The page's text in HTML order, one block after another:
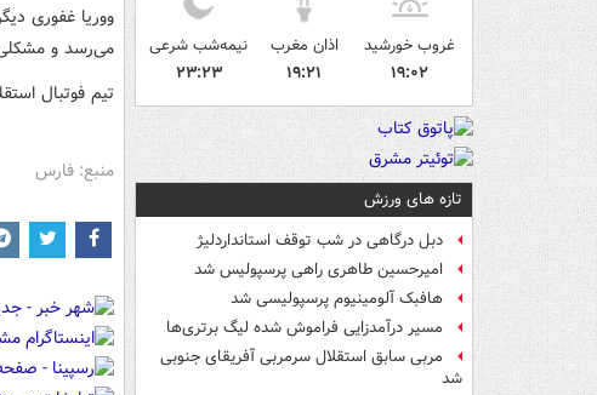
غروب خورشید
۱۹:۰۲
اذان مغرب
۱۹:۲۱
نیمه‌شب شرعی
۲۳:۲۳
تازه های ورزش
دبل درگاهی در شب توقف استانداردلیژ
امیرحسین طاهری راهی پرسپولیس شد
هافبک آلومینیوم پرسپولیسی شد
مسیر درآمدزایی فراموش شده لیگ برتری‌ها
مربی سابق استقلال سرمربی آفریقای جنوبی
شد
ووریا غفوری
می‌رسد و
تیم فوتبال استقلال از ساعت ۱۹ فردا در
منبع: فارس